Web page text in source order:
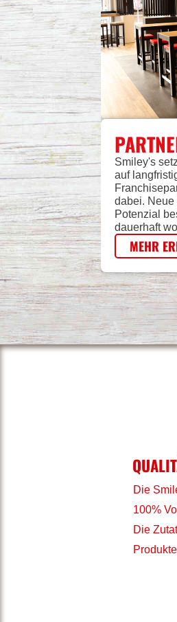
Smiley's
auf
dabei. Neue
Potenzial
dauerhaft
MEHR
Die
100%
Die
Produkte